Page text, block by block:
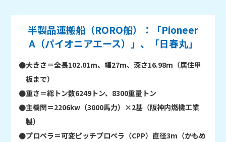
半製品運搬船（RORO船）：
「Pioneer
A（パイオニアエース）」、「日春丸」
●大きさ＝全長102.01m、幅27m、深さ16.98m（居住甲
板まで）
●重さ＝総トン数6249トン、8300重量トン
●主機関＝2206kw（3000馬力）×2基（阪神内燃機工業
製）
●プロペラ＝可変ピッチプロペラ（CPP）直径3m（かもめ